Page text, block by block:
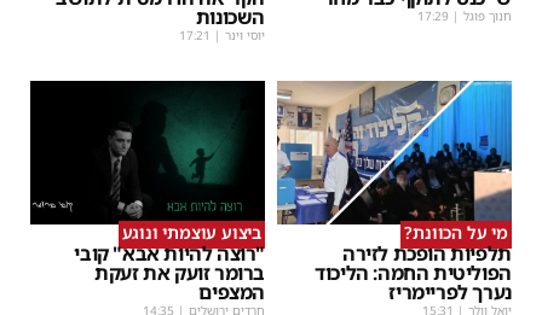
חנוך פוגל |
17:29 השכונות
יוסי וינר |
17:21
מי על הכוונת?
תלפיות הופכת לזירה
הפוליטית החמה: הליכוד
נערך לפריימריז
יואל וולך |
15:31
ביצוע עוצמתי ונוגע
"רוצה להיות אבא" קובי
ברומר זועק את זעקת
המצפים
חרדים ירושלים |
14:35